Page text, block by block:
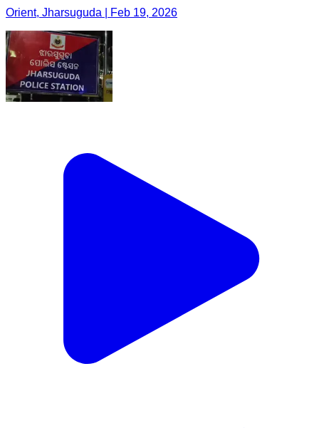
Orient, Jharsuguda | Feb 19, 2026